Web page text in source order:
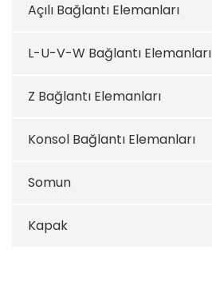
Açılı Bağlantı Elemanları
L-U-V-W Bağlantı Elemanları
Z Bağlantı Elemanları
Konsol Bağlantı Elemanları
Somun
Kapak